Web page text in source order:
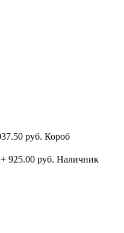
Короб
Наличник